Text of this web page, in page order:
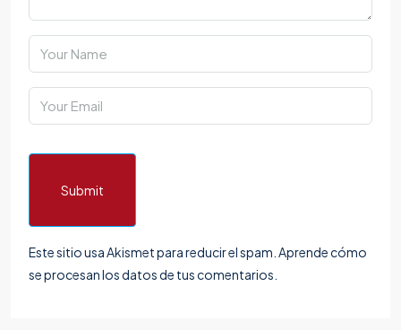
Submit
Este sitio usa Akismet para reducir el spam. Aprende cómo
se procesan los datos de tus comentarios.